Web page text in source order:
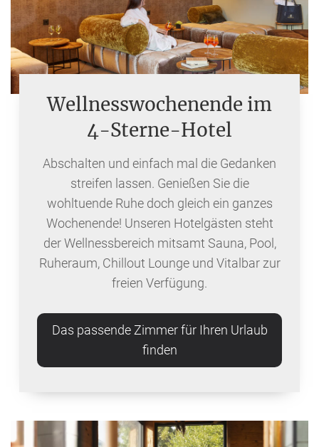
Wellnesswochenende im
4-Sterne-Hotel
Abschalten und einfach mal die Gedanken
streifen lassen. Genießen Sie die
wohltuende Ruhe doch gleich ein ganzes
Wochenende! Unseren Hotelgästen steht
der Wellnessbereich mitsamt Sauna, Pool,
Ruheraum, Chillout Lounge und Vitalbar zur
freien Verfügung.
Das passende Zimmer für Ihren Urlaub
finden